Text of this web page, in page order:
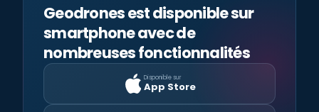
Geodrones est disponible sur
smartphone avec de
nombreuses fonctionnalités
Disponible sur
App Store